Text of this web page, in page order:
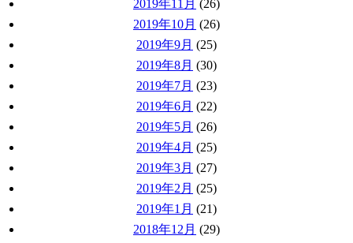
2019年11月 (26)
2019年10月 (26)
2019年9月 (25)
2019年8月 (30)
2019年7月 (23)
2019年6月 (22)
2019年5月 (26)
2019年4月 (25)
2019年3月 (27)
2019年2月 (25)
2019年1月 (21)
2018年12月 (29)